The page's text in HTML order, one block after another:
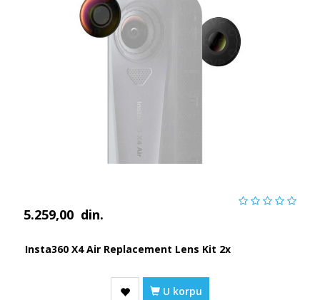
5.259,00 din.
Insta360 X4 Air Replacement Lens Kit 2x
U korpu